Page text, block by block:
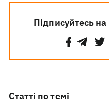
Підписуйтесь
Статті по темі